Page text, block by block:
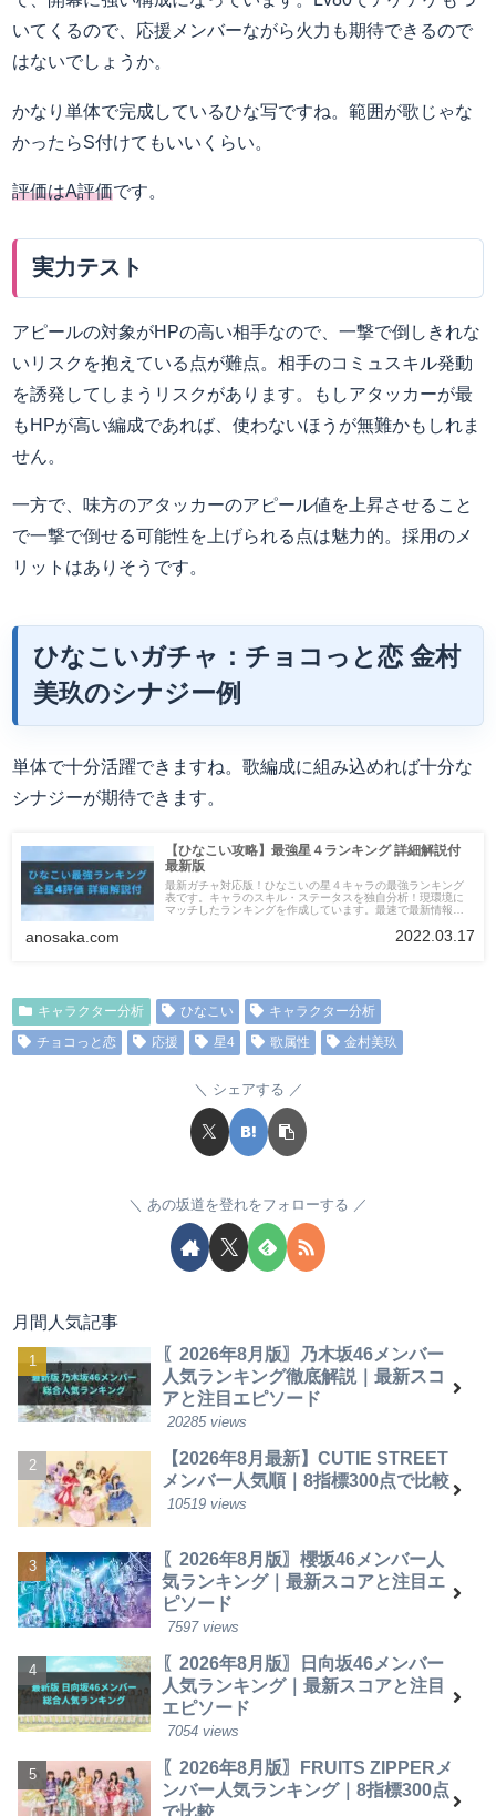
いてくるので、応援メンバーながら火力も期待できるので
はないでしょうか。
かなり単体で完成しているひな写ですね。範囲が歌じゃな
かったらS付けてもいいくらい。
評価はA評価です。
実力テスト
アピールの対象がHPの高い相手なので、一撃で倒しきれな
いリスクを抱えている点が難点。相手のコミュスキル発動
を誘発してしまうリスクがあります。もしアタッカーが最
もHPが高い編成であれば、使わないほうが無難かもしれま
せん。
一方で、味方のアタッカーのアピール値を上昇させること
で一撃で倒せる可能性を上げられる点は魅力的。採用のメ
リットはありそうです。
ひなこいガチャ：チョコっと恋金村
美玖のシナジー例
単体で十分活躍できますね。歌編成に組み込めれば十分な
シナジーが期待できます。
【ひなこい攻略】最強星４ランキング 詳細解説付
最新版
最新ガチャ対応版！ひなこいの星４キャラの最強ランキング
表です。キャラのスキル・ステータスを独自分析！現環境に
マッチしたランキングを作成しています。最速で最新情報へ
anosaka.com 2022.03.17
キャラクター分析 ひなこい
キャラクター分析
チョコっと恋
応援 星4 歌属性 金村美玖
シェアする
あの坂道を登れをフォローする
月間人気記事
〖2026年8月版〗乃木坂46メンバー
人気ランキング徹底解説｜最新スコ
アと注目エピソード
20285 views
【2026年8月最新】CUTIE STREET
メンバー人気順｜8指標300点で比較
10519 views
〖2026年8月版〗櫻坂46メンバー人
気ランキング｜最新スコアと注目エ
ピソード
7597 views
〖2026年8月版〗日向坂46メンバー
人気ランキング｜最新スコアと注目
エピソード
7054 views
〖2026年8月版〗FRUITS ZIPPERメ
ンバー人気ランキング｜8指標300点
で比較